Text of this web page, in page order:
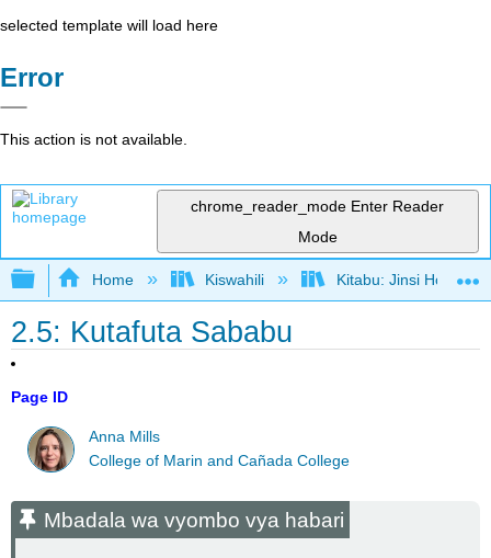
selected template will load here
Error
This action is not available.
chrome_reader_mode Enter Reader
Mode
Expand/collapse global hierarchy
Home Kiswahili Kitabu: Jinsi Hoja
2.5: Kutafuta Sababu
Page ID
Anna Mills
College of Marin and Cañada College
Mbadala wa vyombo vya habari